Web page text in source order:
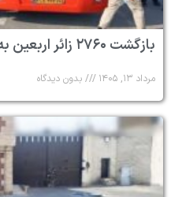
بازگشت ۲۷۶۰ زائر اربعین به استان البرز
مرداد ۱۳, ۱۴۰۵ بدون دیدگاه